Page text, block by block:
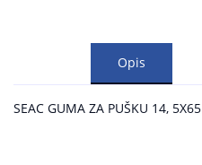
Opis
SEAC GUMA ZA PUŠKU 14, 5X65